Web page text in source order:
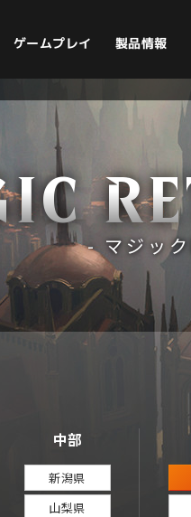
ゲームプレイ 製品情報
- マジッ
中部
新潟県
山梨県